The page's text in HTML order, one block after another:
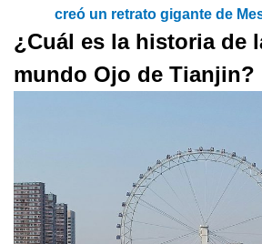
creó un retrato gigante de
¿Cuál es la historia de
mundo Ojo de Tianjin?